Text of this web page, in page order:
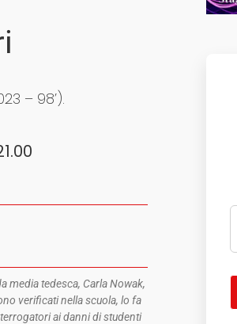
– 98’).
media tedesca, Carla Nowak,
verificati nella scuola, lo fa
ai danni di studenti